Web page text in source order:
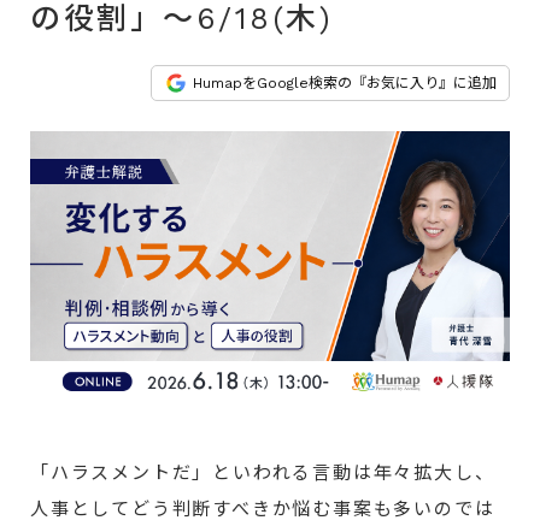
の役割」～6/18(木)
HumapをGoogle検索の『お気に入り』に追加
「ハラスメントだ」といわれる言動は年々拡大し、
人事としてどう判断すべきか悩む事案も多いのでは